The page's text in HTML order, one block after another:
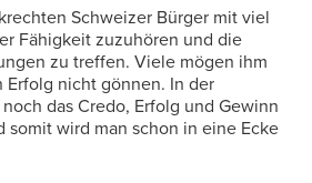
Schweizer Bürger mit viel
Fähigkeit zuzuhören und die
zu treffen. Viele mögen ihm
nicht gönnen. In der
das Credo, Erfolg und Gewinn
somit wird man schon in eine Ecke